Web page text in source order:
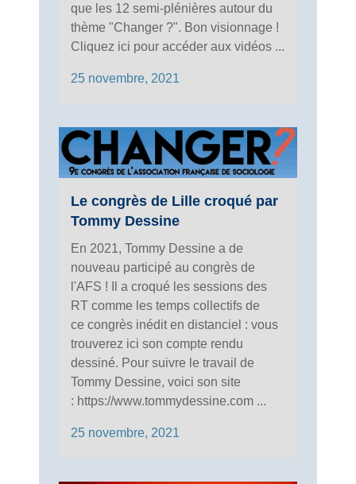
que les 12 semi-plénières autour du
thème "Changer ?". Bon visionnage !
Cliquez ici pour accéder aux vidéos ...
25 novembre, 2021
Le congrès de Lille croqué par
Tommy Dessine
En 2021, Tommy Dessine a de
nouveau participé au congrès de
l'AFS ! Il a croqué les sessions des
RT comme les temps collectifs de
ce congrès inédit en distanciel : vous
trouverez ici son compte rendu
dessiné. Pour suivre le travail de
Tommy Dessine, voici son site
: https://www.tommydessine.com ...
25 novembre, 2021